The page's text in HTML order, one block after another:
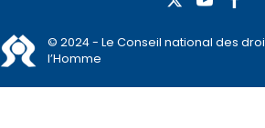
© 2024 - Le Conseil national des
l’Homme